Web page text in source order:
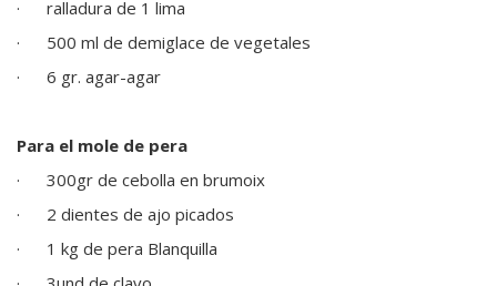
· ralladura de 1 lima
· 500 ml de demiglace de vegetales
· 6 gr. agar-agar
Para el mole de pera
· 300gr de cebolla en brumoix
· 2 dientes de ajo picados
· 1 kg de pera Blanquilla